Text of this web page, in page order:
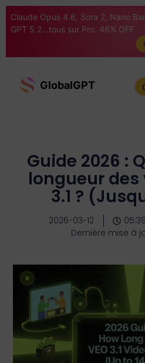
Claude Opus 4.6, Sora 2, Nano
GPT 5.2...tous sur Pro. 46% OFF
GlobalGPT
Guide 2026 :
longueur des
3.1 ?
2026-03-12 05:39
Dernière mise à